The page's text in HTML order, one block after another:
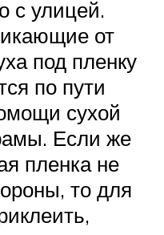
с улицей.
от
под пленку
по пути
сухой
Если же
пленка не
то для